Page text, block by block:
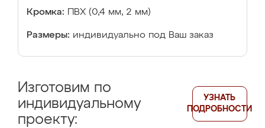
Кромка: ПВХ (0,4 мм, 2 мм)
Размеры: индивидуально под Ваш заказ
Изготовим по
индивидуальному
проекту:
УЗНАТЬ
ПОДРОБНОСТИ